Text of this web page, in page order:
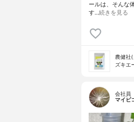
ールは、そんな
す…続きを見る
農健社
ズキエ
会社員
マイピ